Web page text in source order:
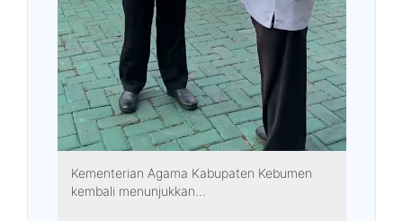
Kementerian Agama Kabupaten Kebumen
kembali menunjukkan...